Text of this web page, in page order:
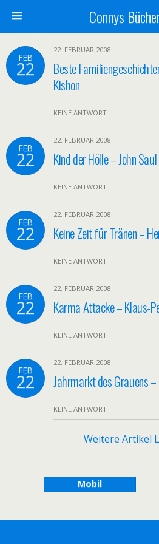
Connys
FEB.
22
22. FEBRUAR 2008
Beste
Kishon
KEINE ANTWORT
FEB.
22
22. FEBRUAR 2008
Kind der Hölle – John Saul
KEINE ANTWORT
FEB.
22
22. FEBRUAR 2008
Keine Zeit für Tränen –
KEINE ANTWORT
FEB.
22
22. FEBRUAR 2008
Karma Attacke – Klaus-
KEINE ANTWORT
FEB.
22
22. FEBRUAR 2008
Jahrmarkt des Grauens
KEINE ANTWORT
Weitere Artikel
Mobil